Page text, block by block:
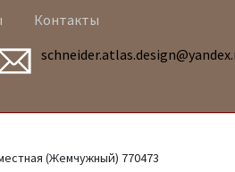
Контакты
(Жемчужный) 770473